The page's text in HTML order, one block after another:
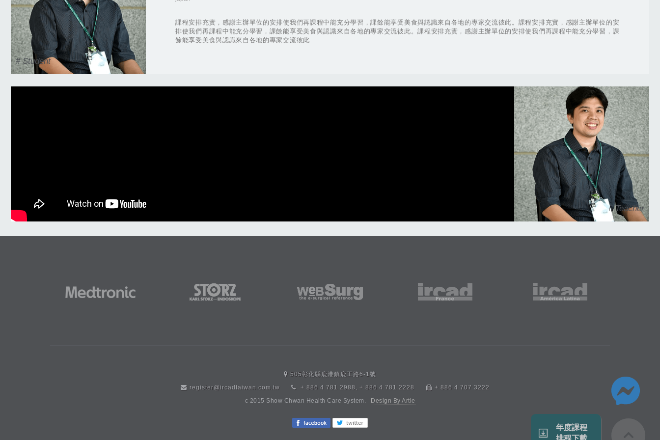
# Student
課程安排充實，感謝主辦單位的安排使我們再課程中能充分學習，課餘能享受美食與認識來自各地的專家交流彼此。課程安排充實，感謝主辦單位的安
排使我們再課程中能充分學習，課餘能享受美食與認識來自各地的專家交流彼此。課程安排充實，感謝主辦單位的安排使我們再課程中能充分學習，課
餘能享受美食與認識來自各地的專家交流彼此
# Teacher
505彰化縣鹿港鎮鹿工路6-1號
register@ircadtaiwan.com.tw
+ 886 4 781 2988, + 886 4 781 2228
+ 886 4 707 3222
c 2015 Show Chwan Health Care System.
Design By Artie
年度課程